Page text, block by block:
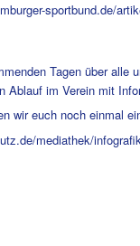
sportbund.de/
Tagen über alle
Ablauf im Verein mit
wir euch noch einmal
mediathek/